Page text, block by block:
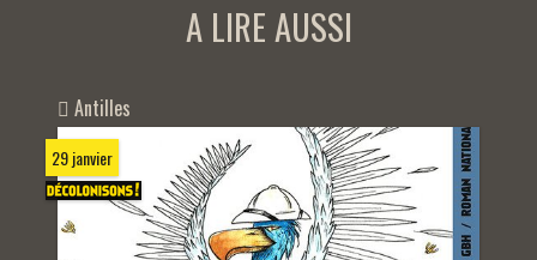
A LIRE AUSSI
Antilles
29 janvier